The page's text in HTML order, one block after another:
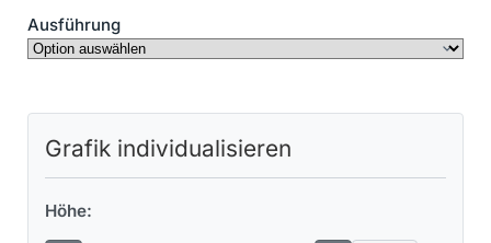
Ausführung
Grafik individualisieren
Höhe: